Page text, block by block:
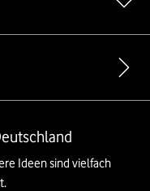
Ideen sind vielfach